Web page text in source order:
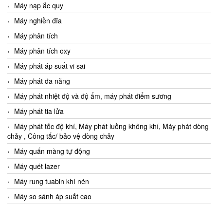
Máy nạp ắc quy
Máy nghiền đĩa
Máy phân tích
Máy phân tích oxy
Máy phát áp suất vi sai
Máy phát đa năng
Máy phát nhiệt độ và độ ẩm, máy phát điểm sương
Máy phát tia lửa
Máy phát tốc độ khí, Máy phát luồng không khí, Máy phát dòng
chảy , Công tắc/ bảo vệ dòng chảy
Máy quấn màng tự động
Máy quét lazer
Máy rung tuabin khí nén
Máy so sánh áp suất cao